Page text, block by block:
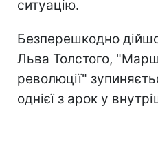
ситуацію.
Безперешкодно
Льва Толстого, "Марш
революції"
однієї з арок у